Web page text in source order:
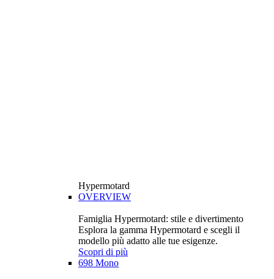
Hypermotard
OVERVIEW
Famiglia Hypermotard: stile e divertimento
Esplora la gamma Hypermotard e scegli il
modello più adatto alle tue esigenze.
Scopri di più
698 Mono